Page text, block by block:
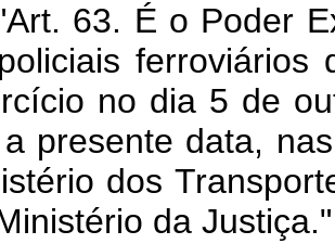
63. É o Poder
ferroviários
no dia 5 de
presente data,
dos
da Justiça."